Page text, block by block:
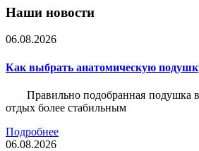
Наши новости
06.08.2026
Как выбрать анатомическую
Правильно подобранная подушка
отдых более стабильным
Подробнее
06.08.2026